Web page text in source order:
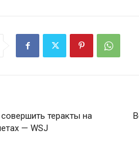
теракты на
— WSJ